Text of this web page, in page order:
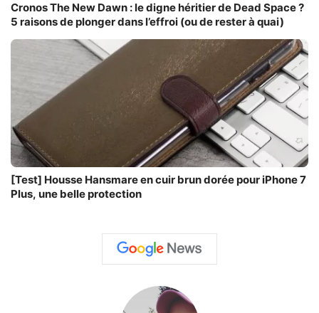
Cronos The New Dawn : le digne héritier de Dead Space ?
5 raisons de plonger dans l’effroi (ou de rester à quai)
[Test] Housse Hansmare en cuir brun dorée pour iPhone 7
Plus, une belle protection